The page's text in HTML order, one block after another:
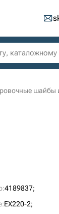
шайбы
4189837;
EX220-2;